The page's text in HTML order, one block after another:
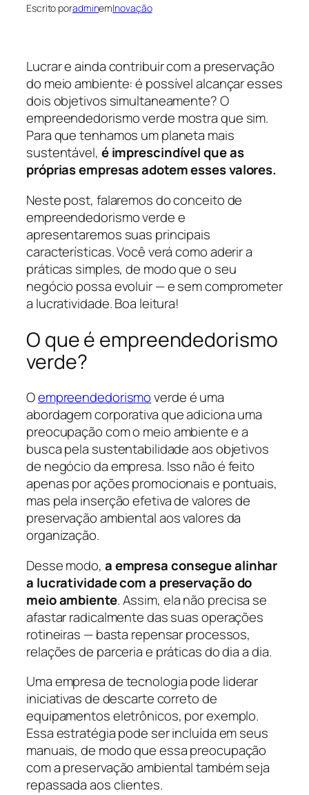
Escrito poradminemInovação
Lucrar e ainda contribuir com a preservação
do meio ambiente: é possível alcançar esses
dois objetivos simultaneamente? O
empreendedorismo verde mostra que sim.
Para que tenhamos um planeta mais
sustentável, é imprescindível que as
próprias empresas adotem esses valores.
Neste post, falaremos do conceito de
empreendedorismo verde e
apresentaremos suas principais
características. Você verá como aderir a
práticas simples, de modo que o seu
negócio possa evoluir — e sem comprometer
a lucratividade. Boa leitura!
O que é empreendedorismo
verde?
Oempreendedorismoverde é uma
abordagem corporativa que adiciona uma
preocupação com o meio ambiente e a
busca pela sustentabilidade aos objetivos
de negócio da empresa. Isso não é feito
apenas por ações promocionais e pontuais,
mas pela inserção efetiva de valores de
preservação ambiental aos valores da
organização.
Desse modo, a empresa consegue alinhar
a lucratividade com a preservação do
meio ambiente. Assim, ela não precisa se
afastar radicalmente das suas operações
rotineiras — basta repensar processos,
relações de parceria e práticas do dia a dia.
Uma empresa de tecnologia pode liderar
iniciativas de descarte correto de
equipamentos eletrônicos, por exemplo.
Essa estratégia pode ser incluída em seus
manuais, de modo que essa preocupação
com a preservação ambiental também seja
repassada aos clientes.